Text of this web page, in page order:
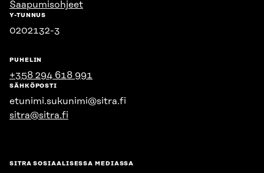
Saapumisohjeet
Y-TUNNUS
0202132-3
PUHELIN
+358 294 618 991
SÄHKÖPOSTI
etunimi.sukunimi@sitra.fi
sitra@sitra.fi
SITRA SOSIAALISESSA MEDIASSA